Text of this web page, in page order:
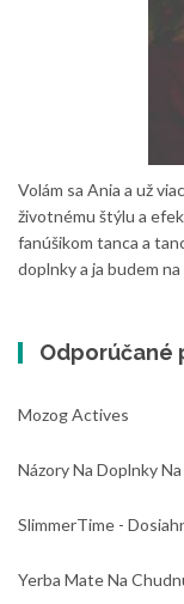
Volám sa Ania a už
životnému štýlu a
fanúšikom tanca a
doplnky a ja budem
Odporúčané
Mozog Actives
Názory Na Doplnky
SlimmerTime -
Yerba Mate Na